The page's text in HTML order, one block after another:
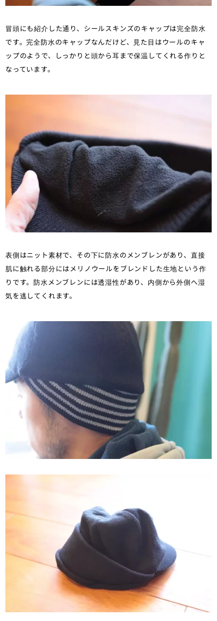
冒頭にも紹介した通り、シールスキンズのキャップは完全防水
です。完全防水のキャップなんだけど、見た目はウールのキャ
ップのようで、しっかりと頭から耳まで保温してくれる作りと
なっています。
表側はニット素材で、その下に防水のメンブレンがあり、直接
肌に触れる部分にはメリノウールをブレンドした生地という作
りです。防水メンブレンには透湿性があり、内側から外側へ湿
気を逃してくれます。